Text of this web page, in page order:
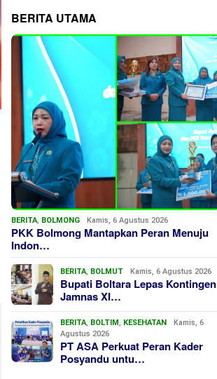
BERITA UTAMA
BERITA, BOLMONG Kamis, 6 Agustus 2026
PKK Bolmong Mantapkan Peran Menuju
Indon…
BERITA, BOLMUT Kamis, 6 Agustus 2026
Bupati Boltara Lepas Kontingen
Jamnas XI…
BERITA, BOLTIM, KESEHATAN
Kamis, 6
Agustus 2026
PT ASA Perkuat Peran Kader
Posyandu untu…